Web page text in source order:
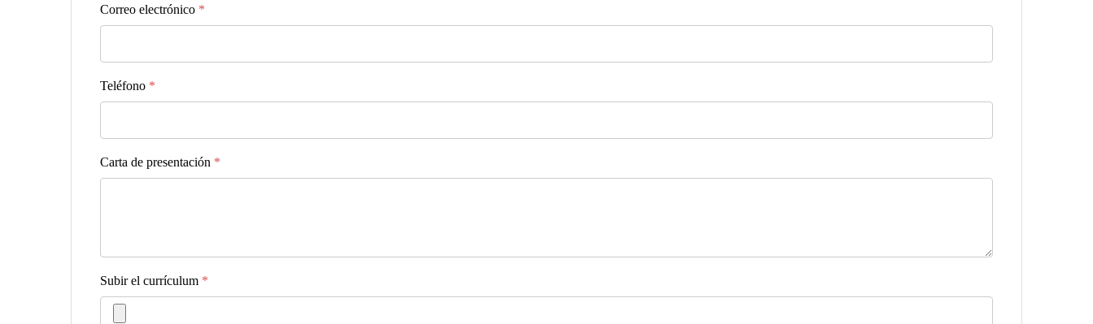
Correo electrónico *
Teléfono *
Carta de presentación *
Subir el currículum *